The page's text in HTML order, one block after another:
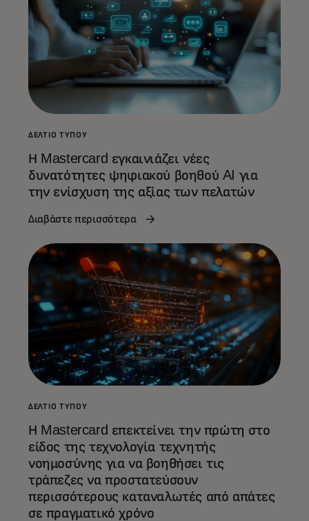
ΔΕΛΤΊΟ ΤΎΠΟΥ
Η Mastercard εγκαινιάζει νέες
δυνατότητες ψηφιακού βοηθού AI για
την ενίσχυση της αξίας των πελατών
Διαβάστε περισσότερα
ΔΕΛΤΊΟ ΤΎΠΟΥ
Η Mastercard επεκτείνει την πρώτη στο
είδος της τεχνολογία τεχνητής
νοημοσύνης για να βοηθήσει τις
τράπεζες να προστατεύσουν
περισσότερους καταναλωτές από απάτες
σε πραγματικό χρόνο